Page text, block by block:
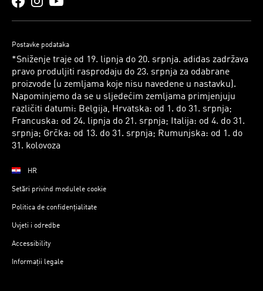
Postavke podataka
*Sniženje traje od 19. lipnja do 20. srpnja. adidas zadržava
pravo produljiti rasprodaju do 23. srpnja za odabrane
proizvode (u zemljama koje nisu navedene u nastavku).
Napominjemo da se u sljedećim zemljama primjenjuju
različiti datumi: Belgija, Hrvatska: od 1. do 31. srpnja;
Francuska: od 24. lipnja do 21. srpnja; Italija: od 4. do 31.
srpnja; Grčka: od 13. do 31. srpnja; Rumunjska: od 1. do
31. kolovoza
HR
Setări privind modulele cookie
Politica de confidențialitate
Uvjeti i odredbe
Accessibility
Informații legale